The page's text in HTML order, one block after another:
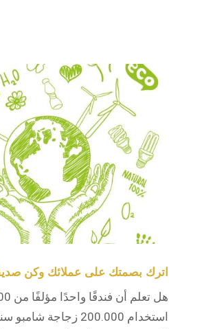
اترك بصمتك على عملائك وكن
استخدام 200.000 زجاجة